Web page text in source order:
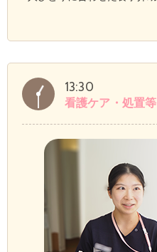
13:30
看護ケア・処置等